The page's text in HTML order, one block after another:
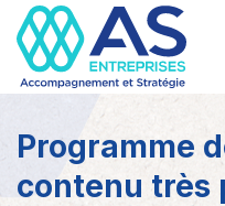
Programme
contenu très